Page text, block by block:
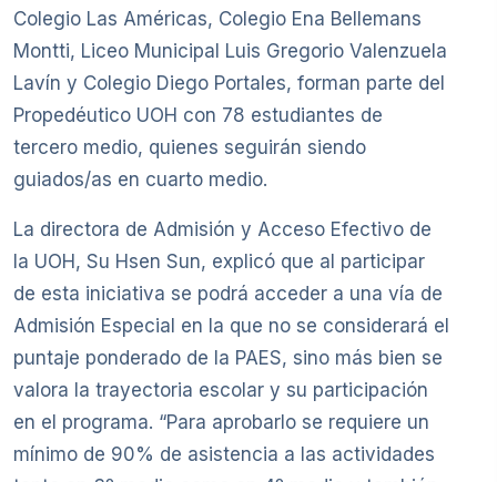
Colegio Las Américas, Colegio Ena Bellemans
Montti, Liceo Municipal Luis Gregorio Valenzuela
Lavín y Colegio Diego Portales, forman parte del
Propedéutico UOH con 78 estudiantes de
tercero medio, quienes seguirán siendo
guiados/as en cuarto medio.
La directora de Admisión y Acceso Efectivo de
la UOH, Su Hsen Sun, explicó que al participar
de esta iniciativa se podrá acceder a una vía de
Admisión Especial en la que no se considerará el
puntaje ponderado de la PAES, sino más bien se
valora la trayectoria escolar y su participación
en el programa. “Para aprobarlo se requiere un
mínimo de 90% de asistencia a las actividades